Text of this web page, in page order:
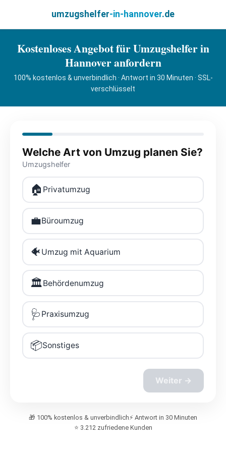
umzugshelfer-in-hannover.de
Kostenloses Angebot für Umzugshelfer in
Hannover anfordern
100% kostenlos & unverbindlich · Antwort in 30 Minuten · SSL-
verschlüsselt
🎁 100% kostenlos & unverbindlich⚡ Antwort in 30 Minuten
⭐ 3.212 zufriedene Kunden